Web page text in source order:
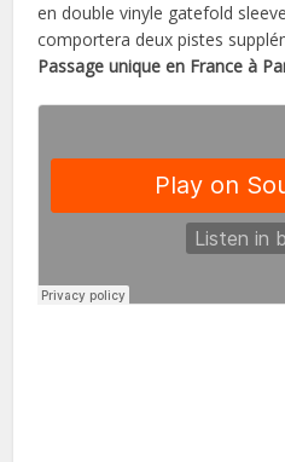
en double vinyle gatefold
comportera deux pistes
Passage unique en France à